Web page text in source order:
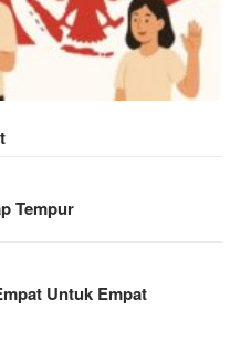
Tempur
Untuk Empat